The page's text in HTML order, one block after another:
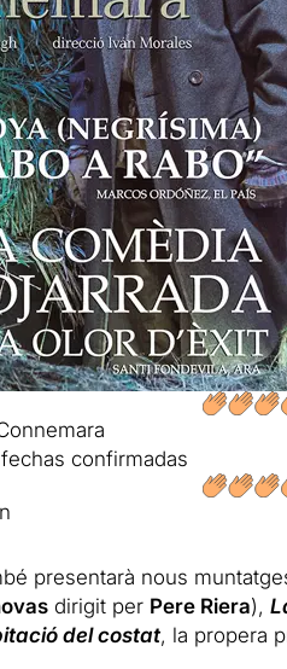
confirmadas
presentarà nous
dirigit per Pere Riera),
del costat, la propera